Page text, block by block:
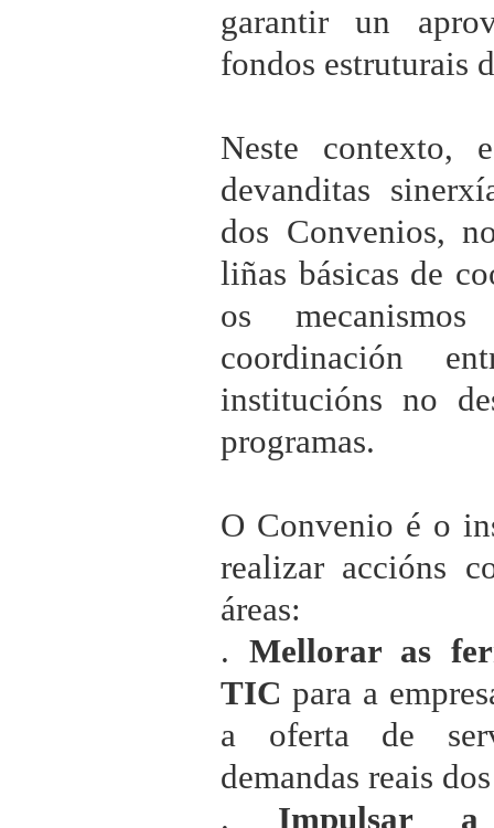
garantir un
fondos estruturais
Neste
devanditas
dos Convenios,
liñas básicas de
os
coordinación
institucións no
programas.
O Convenio é o
realizar accións
áreas:
. Mellorar as
TIC para a
a oferta de
demandas reais
. Impulsar